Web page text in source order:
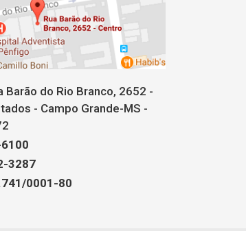
Barão do Rio Branco, 2652 -
- Campo Grande-MS -
3287
0001-80